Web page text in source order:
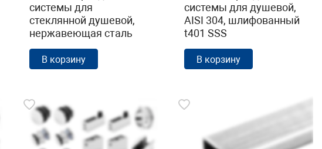
системы для
стеклянной душевой,
нержавеющая сталь
AISI 304, черная t401 BL
В корзину
системы для душевой,
AISI 304, шлифованный
t401 SSS
В корзину